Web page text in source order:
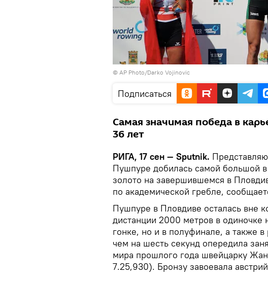
© AP Photo/Darko Vojinovic
Подписаться
Самая значимая победа в
36 лет
РИГА, 17 сен — Sputnik.
Пушпуре добилась самой большой
золото на завершившемся в
по академической гребле,
Пушпуре в Пловдиве осталась вне
дистанции 2000 метров в одиночке
гонке, но и в полуфинале, а также
чем на шесть секунд опередила
мира прошлого года швейцарку
7.25,930). Бронзу завоевала